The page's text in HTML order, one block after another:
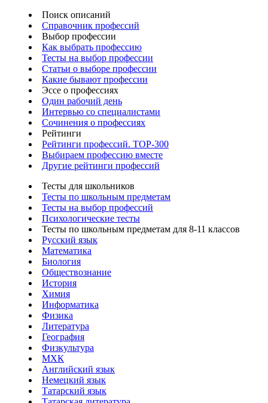
Поиск описаний
Справочник профессий
Выбор профессии
Как выбрать профессию
Тесты на выбор профессии
Статьи о выборе профессии
Какие бывают профессии
Эссе о профессиях
Один рабочий день
Интервью со специалистами
Сочинения о профессиях
Рейтинги
Рейтинги профессий. TOP-300
Выбираем профессию вместе
Другие рейтинги профессий
Тесты для школьников
Тесты по школьным предметам
Тесты на выбор профессий
Психологические тесты
Тесты по школьным предметам для 8-11 классов
Русский язык
Математика
Биология
Обществознание
История
Химия
Информатика
Физика
Литература
География
Физкультура
МХК
Английский язык
Немецкий язык
Татарский язык